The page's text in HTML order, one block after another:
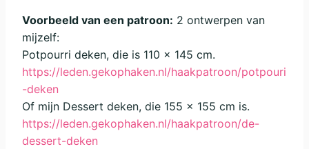
Voorbeeld van een patroon: 2 ontwerpen van
mijzelf:
Potpourri deken, die is 110 x 145 cm.
https://leden.gekophaken.nl/haakpatroon/potpouri
-deken
Of mijn Dessert deken, die 155 x 155 cm is.
https://leden.gekophaken.nl/haakpatroon/de-
dessert-deken